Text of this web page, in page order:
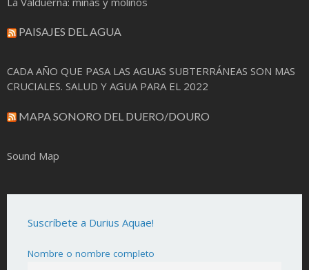
PAISAJES DEL AGUA
CADA AÑO QUE PASA LAS AGUAS SUBTERRÁNEAS SON MAS
CRUCIALES. SALUD Y AGUA PARA EL 2022
MAPA SONORO DEL DUERO/DOURO
Sound Map
Suscríbete a Durius Aquae!
Nombre o nombre completo